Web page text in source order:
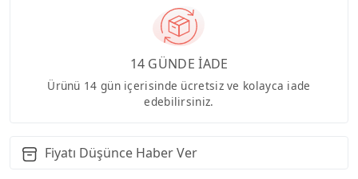
14 GÜNDE İADE
Ürünü 14 gün içerisinde ücretsiz ve kolayca iade
edebilirsiniz.
Fiyatı Düşünce Haber Ver